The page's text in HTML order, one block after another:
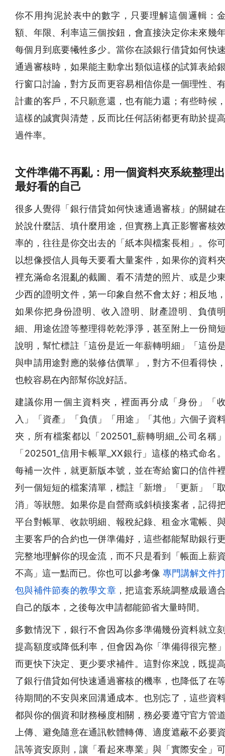
你不用拘泥於表中的數字，只要理解這個邏輯：
額、年限、利率這三個按鈕，會直接決定你未來幾
每個月到底要犧牲多少。當你在談銀行借貸如何快
通過審核時，如果能主動拿出類似這樣的試算表給
行窗口討論，對方反而更容易相信你是一個理性、
計畫的客戶，不只願意還，也有能力還；有些時候
這樣的誠實與清楚，反而比任何話術都更有助於提
過件率。
文件準備不再亂：用一個資料夾系統整理出
最好看的自己
很多人覺得「銀行借貸如何快速通過審核」的關鍵
於說什麼話、填什麼用途，但實務上真正影響審核
率的，往往是你交出去的「紙本與檔案長相」。你
以想像授信人員每天要看大量案件，如果你的資料
裡充滿命名混亂的截圖、看不清楚的照片、或是少
少西的證明文件，第一印象自然不會太好；相反地
如果你把身份證明、收入證明、財產證明、負債
細、用途佐證等整理得乾乾淨淨，甚至附上一份簡
說明，幫忙標註「這份是近一年薪轉明細」「這份
與申請用途對應的裝修估價單」，對方不但看得快
也較容易在內部幫你說好話。
建議你用一個主資料夾，裡面再分成「身份」「
入」「資產」「負債」「用途」「其他」六個子資
夾，所有檔案都以「202501_薪轉明細_公司名稱
「202501_信用卡帳單_XX銀行」這樣的格式命名
每補一次件，就更新版本號，並在寄給窗口的信件
列一個短短的檔案清單，標註「新增」「更新」「
消」等狀態。如果你是自營商或斜槓接案者，記得
平台對帳單、收款明細、報稅紀錄、租金水電帳、
主要客戶的合約也一併準備好，這些都能幫助銀行
完整地理解你的現金流，而不只是看到「帳面上薪
不高」這一點而已。你也可以參考像 專門講解文件
包與補件節奏的教學文章 ，把這套系統調整成最適
自己的版本，之後每次申請都能節省大量時間。
多數情況下，銀行不會因為你多準備幾份資料就立
提高額度或降低利率，但會因為你「準備得很完整
而更快下決定、更少要求補件。這對你來說，既提
了銀行借貸如何快速通過審核的機率，也降低了在
待期間的不安與來回溝通成本。也別忘了，這些資
都與你的個資和財務極度相關，務必要遵守官方管
上傳、避免隨意在通訊軟體轉傳、適度遮蔽不必要
訊等資安原則，讓「看起來專業」與「實際安全」